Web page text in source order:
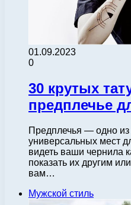
01.09.2023
0
30 крутых
предплечье
Предплечья — одно
универсальных мест
видеть ваши чернила
показать их другим
вам…
Мужской стиль